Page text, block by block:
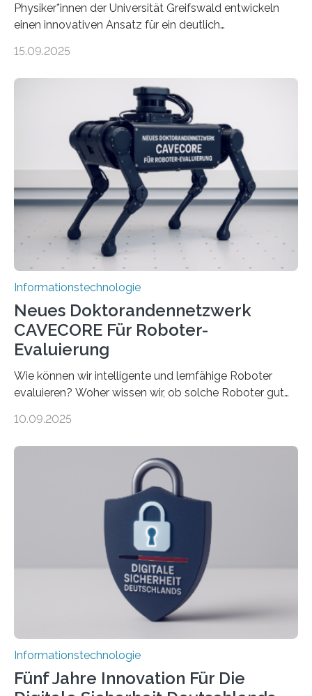
Physiker*innen der Universität Greifswald entwickeln
einen innovativen Ansatz für ein deutlich
Lösungsweg ist inspiriert vom menschlichen Gehirn. Die
stellt die heutige Computertechnik vor
Herausforderungen. Herkömmliche Silizium-
Prozessoren stoßen an ihre Grenzen: Sie verbrauchen
viel Energie, die Speicher- und Verarbeitungseinheiten
sind voneinander getrennt und die Datenübertragung
bremst komplexe Anwendungen aus. Da KI-Modelle
immer größer werden und riesige Datenmengen
verarbeiten müssen, steigt der Bedarf an neuen
Rechenarchitekturen. Neben Quantencomputern
rücken dabei insbesondere…
15.09.2025
Informationstechnologie
Neues Doktorandennetzwerk
CAVECORE Für Roboter-
Evaluierung
Wie können wir intelligente und lernfähige Roboter
evaluieren? Woher wissen wir, ob solche Roboter gut
sich CAVECORE – ein neues Marie Skłodowska-Curie
koordiniert wird. Ab dem 1. September werden sich
über einen Zeitraum von vier Jahren insgesamt 15
Promovierende im Rahmen von CAVECORE mit
kognitiven Robotern beschäftigen – also mit Robotern,
die mittels Sensoren ihre Umgebung erfassen,
Informationen verarbeiten und häufig auch mit…
10.09.2025
Informationstechnologie
Fünf Jahre Innovation Für Die